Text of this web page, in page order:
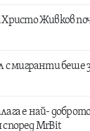
Живков
мигранти беше
е най-
MrBit